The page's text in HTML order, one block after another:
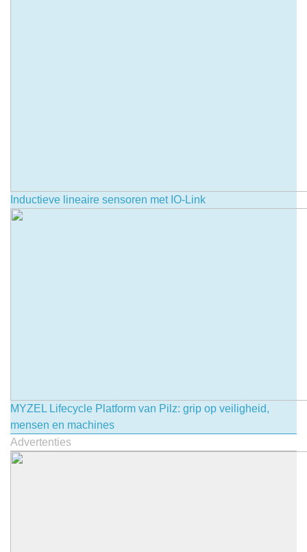
Inductieve lineaire sensoren met IO-Link
MYZEL Lifecycle Platform van Pilz: grip op veiligheid,
mensen en machines
Advertenties